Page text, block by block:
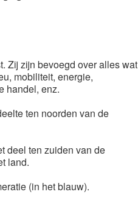
Zij zijn bevoegd over alles wat
mobiliteit, energie,
handel, enz.
ten noorden van de
deel ten zuiden van de
land.
(in het blauw).